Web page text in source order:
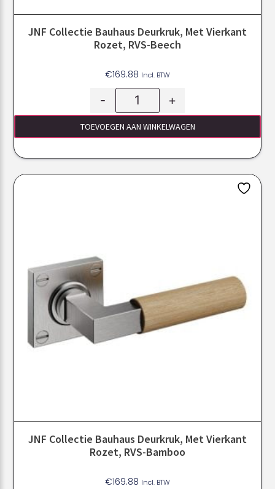
JNF Collectie Bauhaus Deurkruk, Met Vierkant
Rozet, RVS-Beech
€169.88 Incl. BTW
- +
TOEVOEGEN AAN WINKELWAGEN
JNF Collectie Bauhaus Deurkruk, Met Vierkant
Rozet, RVS-Bamboo
€169.88 Incl. BTW